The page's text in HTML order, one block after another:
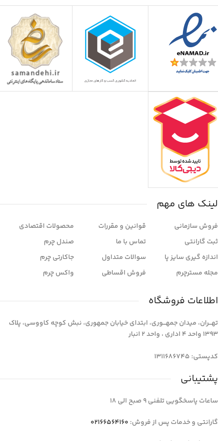
لینک های مهم
فروش سازمانی
ثبت گارانتی
اندازه گیری سایز پا
مجله مسترچرم
قوانین و مقررات
تماس با ما
سوالات متداول
فروش اقساطی
محصولات اقتصادی
صندل چرم
جاکارتی چرم
واکس چرم
اطلاعات فروشگاه
تهـــران، میدان جمهـــوری، ابتدای خیابان جمهوری، نبش کوچه کاووسی، پلاک
1393 واحد 4 اداری ، واحد 2 انبار
کدپستی: 1311686745
پشتیبانی
ساعات پاسخگویی تلفنی 9 صبح الی 18
گارانتی و خدمات پس از فروش: 02166564160